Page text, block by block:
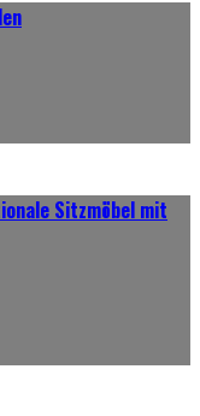
Sitzmöbel mit